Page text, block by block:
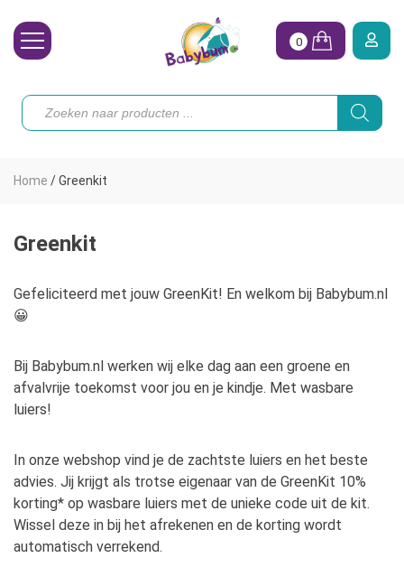
Toebehoren
Koopjes
Hoe begin ik?
0
Producten
zoeken
Home /Greenkit
Greenkit
Gefeliciteerd met jouw GreenKit! En welkom bij Babybum.nl
😀
Bij Babybum.nl werken wij elke dag aan een groene en
afvalvrije toekomst voor jou en je kindje. Met wasbare
luiers!
In onze webshop vind je de zachtste luiers en het beste
advies. Jij krijgt als trotse eigenaar van de GreenKit 10%
korting* op wasbare luiers met de unieke code uit de kit.
Wissel deze in bij het afrekenen en de korting wordt
automatisch verrekend.